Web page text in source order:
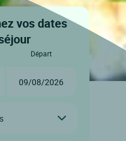
vos dates
départ